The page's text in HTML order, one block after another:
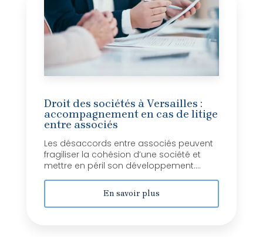
Droit des sociétés à Versailles :
accompagnement en cas de litige
entre associés
Les désaccords entre associés peuvent
fragiliser la cohésion d’une société et
mettre en péril son développement....
En savoir plus